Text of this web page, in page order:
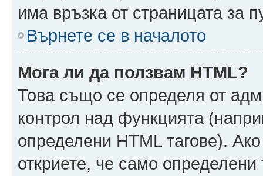
има връзка от страницата за
Върнете се в началото
Мога ли да ползвам HTML?
Това също се определя от
контрол над функцията
определени HTML тагове).
откриете, че само определени